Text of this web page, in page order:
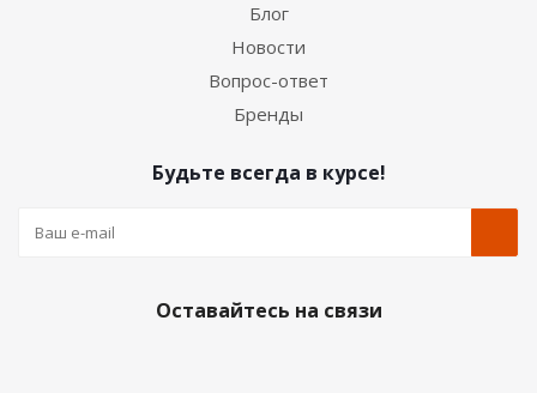
Блог
Новости
Вопрос-ответ
Бренды
Будьте всегда в курсе!
Оставайтесь на связи